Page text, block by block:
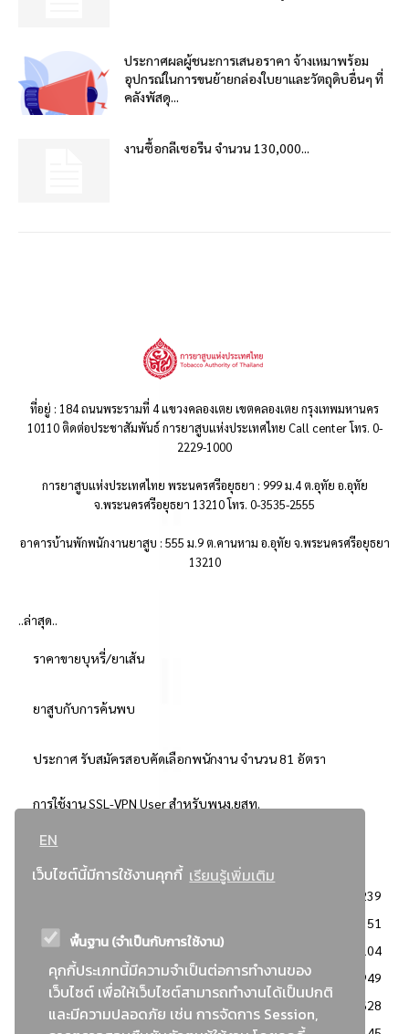
EN
เว็บไซต์นี้มีการใช้งานคุกกี้ เรียนรู้เพิ่มเติม
พื้นฐาน (จำเป็นกับการใช้งาน)
คุกกี้ประเภทนี้มีความจำเป็นต่อการทำงานของ
เว็บไซต์ เพื่อให้เว็บไซต์สามารถทำงานได้เป็นปกติ
และมีความปลอดภัย เช่น การจัดการ Session,
ประกาศผลผู้ชนะการเสนอราคา จ้างเหมาพร้อม
อุปกรณ์ในการขนย้ายกล่องใบยาและวัตถุดิบอื่นๆ ที่
คลังพัสดุ...
งานซื้อกลีเซอรีน จำนวน 130,000...
ที่อยู่ : 184 ถนนพระรามที่ 4 แขวงคลองเตย เขตคลองเตย กรุงเทพมหานคร
10110 ติดต่อประชาสัมพันธ์ การยาสูบแห่งประเทศไทย Call center โทร. 0-
2229-1000
การยาสูบแห่งประเทศไทย พระนครศรีอยุธยา : 999 ม.4 ต.อุทัย อ.อุทัย
จ.พระนครศรีอยุธยา 13210 โทร. 0-3535-2555
อาคารบ้านพักพนักงานยาสูบ : 555 ม.9 ต.คานหาม อ.อุทัย จ.พระนครศรีอยุธยา
13210
..ล่าสุด..
ราคาขายบุหรี่/ยาเส้น
ยาสูบกับการค้นพบ
ประกาศ รับสมัครสอบคัดเลือกพนักงาน จำนวน 81 อัตรา
การใช้งาน SSL-VPN User สำหรับพนง.ยสท.
..ยอดนิยม..
3239
2351
: วิธีเฉพาะเจาะจง
2104
ข่าวสาร/ประกาศ
1949
: เอกสารส่งเสริมความโปร่งใสในการจัดซื้อจัดจ้าง
1628